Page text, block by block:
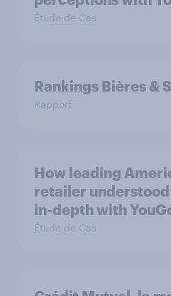
Étude de Cas
Rankings Bières &
Rapport
How leading
retailer
in-depth with
Étude de Cas